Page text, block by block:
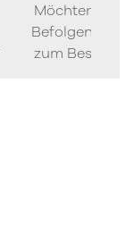
Möchten Sie
Befolgen Sie
zum